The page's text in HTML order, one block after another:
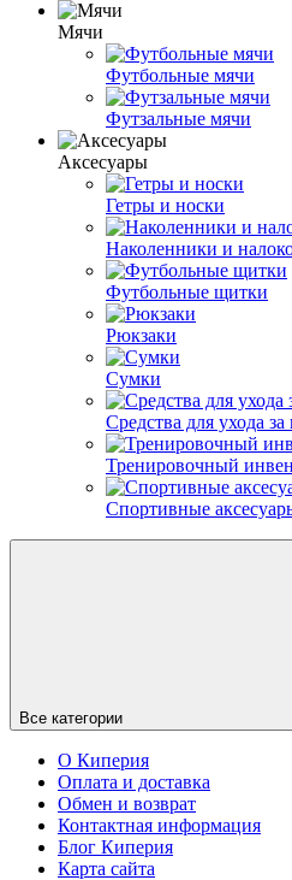
Мячи
Футбольные мячи
Футзальные мячи
Аксесуары
Гетры и носки
Наколенники и
Футбольные щитки
Рюкзаки
Сумки
Средства для ухода
Тренировочный
Спортивные
Все категории
О Киперия
Оплата и доставка
Обмен и возврат
Контактная информация
Блог Киперия
Карта сайта